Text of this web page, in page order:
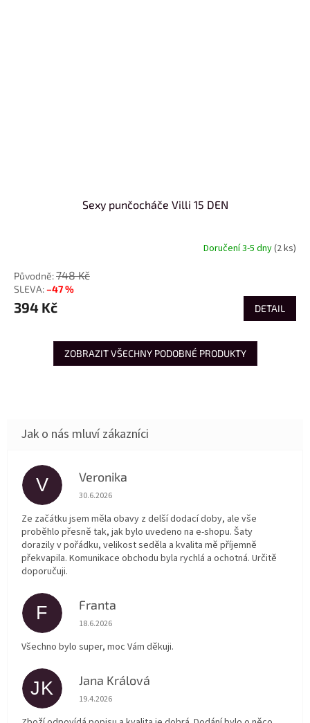
Sexy punčocháče Villi 15 DEN
Doručení 3-5 dny(2 ks)
748 Kč
–47 %
394 Kč DETAIL
ZOBRAZIT VŠECHNY PODOBNÉ PRODUKTY
V Veronika
Hodnocení obchodu je 5 z 5 hvězdiček.
30.6.2026
Ze začátku jsem měla obavy z delší dodací doby, ale vše
proběhlo přesně tak, jak bylo uvedeno na e-shopu. Šaty
dorazily v pořádku, velikost seděla a kvalita mě příjemně
překvapila. Komunikace obchodu byla rychlá a ochotná. Určitě
doporučuji.
F Franta
Hodnocení obchodu je 5 z 5 hvězdiček.
18.6.2026
Všechno bylo super, moc Vám děkuji.
JK Jana Králová
Hodnocení obchodu je 5 z 5 hvězdiček.
19.4.2026